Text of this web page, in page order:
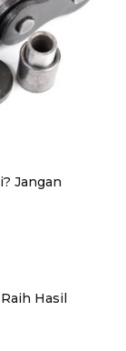
Jangan
Hasil